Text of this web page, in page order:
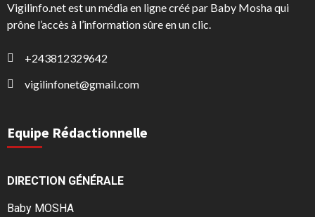
Vigilinfo.net est un média en ligne créé par Baby Mosha qui
prône l’accès à l’information sûre en un clic.
+243812329642
vigilinfonet@gmail.com
Equipe Rédactionnelle
DIRECTION GÉNÉRALE
Baby MOSHA